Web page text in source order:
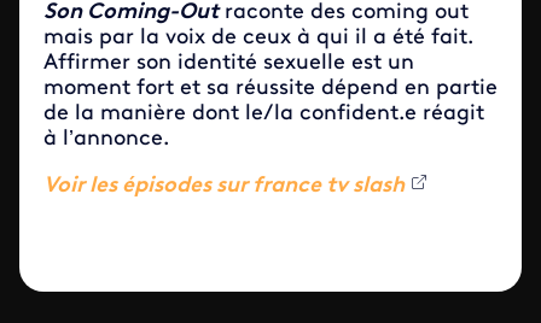
Son Coming-Out raconte des coming out
mais par la voix de ceux à qui il a été fait.
Affirmer son identité sexuelle est un
moment fort et sa réussite dépend en partie
de la manière dont le/la confident.e réagit
à l’annonce.
Voir les épisodes sur france tv slash